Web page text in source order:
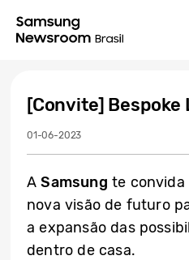
[Convite] Bespoke
01-06-2023
ASamsung te convida
nova visão de futuro
a expansão das
dentro de casa.